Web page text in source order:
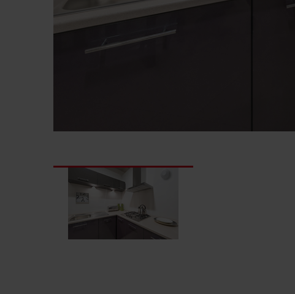
Zehnder Group Sales International:
Zehnder Group Schweiz AG: